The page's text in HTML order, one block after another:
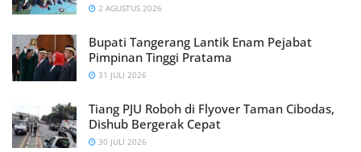
2 AGUSTUS 2026
Bupati Tangerang Lantik Enam Pejabat
Pimpinan Tinggi Pratama
31 JULI 2026
Tiang PJU Roboh di Flyover Taman Cibodas,
Dishub Bergerak Cepat
30 JULI 2026